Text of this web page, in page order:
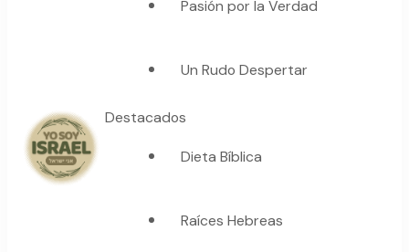
"La suma de tu palabra, es verdad"
Pasión por la Verdad
Un Rudo Despertar
Destacados
Dieta Bíblica
Raíces Hebreas